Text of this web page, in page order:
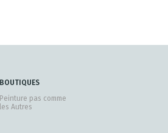
BOUTIQUES
Peinture pas comme
les Autres